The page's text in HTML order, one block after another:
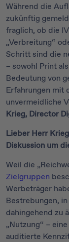
Während die
zukünftig
fraglich, ob die
„Verbreitung“
Schritt sind die
– sowohl Print
Bedeutung von
Erfahrungen mit
unvermeidliche
Krieg, Director
Lieber Herr
Diskussion um
Weil die
Zielgruppen
Werbeträger
Bestrebungen,
dahingehend zu
„Nutzung“ –
auditierte